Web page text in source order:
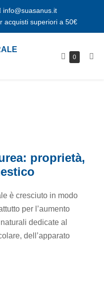
info@suasanus.it
acquisti superiori a 50€
Carrello
0Articoli
proprietà,
è cresciuto in modo
per l’aumento
dedicate al
dell’apparato